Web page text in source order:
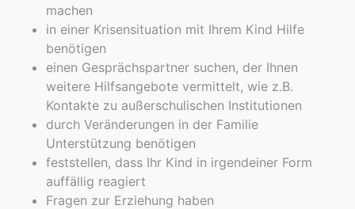
machen
in einer Krisensituation mit Ihrem Kind Hilfe
benötigen
einen Gesprächspartner suchen, der Ihnen
weitere Hilfsangebote vermittelt, wie z.B.
Kontakte zu außerschulischen Institutionen
durch Veränderungen in der Familie
Unterstützung benötigen
feststellen, dass Ihr Kind in irgendeiner Form
auffällig reagiert
Fragen zur Erziehung haben